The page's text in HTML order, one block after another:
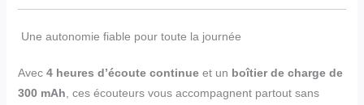
Une autonomie fiable pour toute la journée
Avec 4 heures d’écoute continueet un boîtier de charge de
300 mAh , ces écouteurs vous accompagnent partout sans